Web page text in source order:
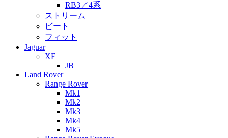
RB3／4系
ストリーム
ビート
フィット
Jaguar
XF
JB
Land Rover
Range Rover
Mk1
Mk2
Mk3
Mk4
Mk5